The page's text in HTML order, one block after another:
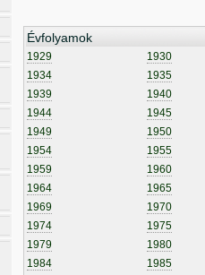
Évfolyamok
1929
1930
1934
1935
1939
1940
1944
1945
1949
1950
1954
1955
1959
1960
1964
1965
1969
1970
1974
1975
1979
1980
1984
1985